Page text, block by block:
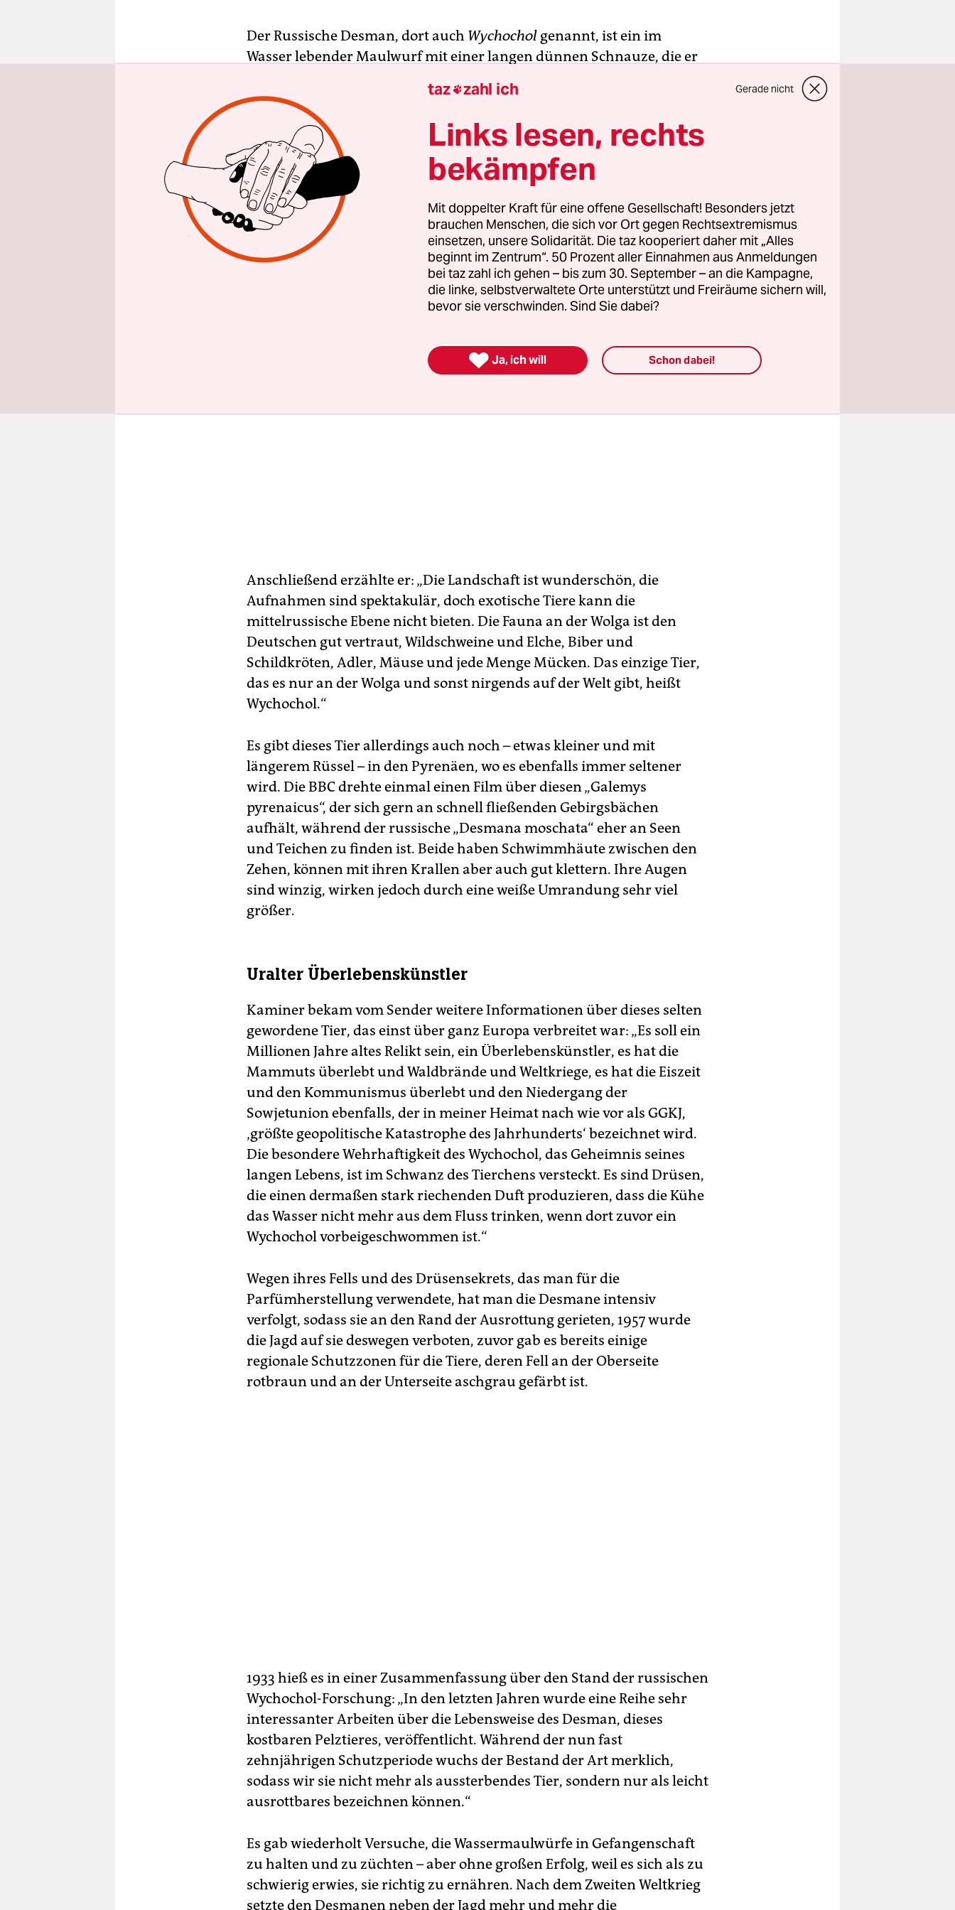
Der Russische Desman, dort auch Wychochol genannt, ist ein im
Wasser lebender Maulwurf mit einer langen dünnen Schnauze, die er
bezeichnete Tier ist sehr selten geworden, für das Magazin
Desman schon „fast ein Fabelwesen“, aber für Kreuzworträtsellöser ist
diese Maulwurfsart mit sechs Buchstaben ziemlich real.
Das deutsche Fernsehen finanzierte im Frühjahr ein Naturfilmteam,
um einen lebenden Desman im Wolgagebiet aufzuspüren und zu
filmen. Als Sprecher wollten sie den Schriftsteller Wladimir Kaminer
verpflichten. Der fragte den Redakteur verwundert: „Haben Sie etwa so
wenig gute Sprecher, dass sie einen Laien mit starkem russischen
Akzent anheuern müssen?“ Er nahm dann aber den Job doch gern an.
Anschließend erzählte er: „Die Landschaft ist wunderschön, die
Aufnahmen sind spektakulär, doch exotische Tiere kann die
mittelrussische Ebene nicht bieten. Die Fauna an der Wolga ist den
Deutschen gut vertraut, Wildschweine und Elche, Biber und
Schildkröten, Adler, Mäuse und jede Menge Mücken. Das einzige Tier,
das es nur an der Wolga und sonst nirgends auf der Welt gibt, heißt
Wychochol.“
Es gibt dieses Tier allerdings auch noch – etwas kleiner und mit
längerem Rüssel – in den Pyrenäen, wo es ebenfalls immer seltener
wird. Die BBC drehte einmal einen Film über diesen „Galemys
pyrenaicus“, der sich gern an schnell fließenden Gebirgsbächen
aufhält, während der russische „Desmana moschata“ eher an Seen
und Teichen zu finden ist. Beide haben Schwimmhäute zwischen den
Zehen, können mit ihren Krallen aber auch gut klettern. Ihre Augen
sind winzig, wirken jedoch durch eine weiße Umrandung sehr viel
größer.
Uralter Überlebenskünstler
Kaminer bekam vom Sender weitere Informationen über dieses selten
gewordene Tier, das einst über ganz Europa verbreitet war: „Es soll ein
Millionen Jahre altes Relikt sein, ein Überlebenskünstler, es hat die
Mammuts überlebt und Waldbrände und Weltkriege, es hat die Eiszeit
und den Kommunismus überlebt und den Niedergang der
Sowjetunion ebenfalls, der in meiner Heimat nach wie vor als GGKJ,
‚größte geopolitische Katastrophe des Jahrhunderts‘ bezeichnet wird.
Die besondere Wehrhaftigkeit des Wychochol, das Geheimnis seines
langen Lebens, ist im Schwanz des Tierchens versteckt. Es sind Drüsen,
die einen dermaßen stark riechenden Duft produzieren, dass die Kühe
das Wasser nicht mehr aus dem Fluss trinken, wenn dort zuvor ein
Wychochol vorbeigeschwommen ist.“
Wegen ihres Fells und des Drüsensekrets, das man für die
Parfümherstellung verwendete, hat man die Desmane intensiv
verfolgt, sodass sie an den Rand der Ausrottung gerieten, 1957 wurde
die Jagd auf sie deswegen verboten, zuvor gab es bereits einige
regionale Schutzzonen für die Tiere, deren Fell an der Oberseite
rotbraun und an der Unterseite aschgrau gefärbt ist.
1933 hieß es in einer Zusammenfassung über den Stand der russischen
Wychochol-Forschung: „In den letzten Jahren wurde eine Reihe sehr
interessanter Arbeiten über die Lebensweise des Desman, dieses
kostbaren Pelztieres, veröffentlicht. Während der nun fast
zehnjährigen Schutzperiode wuchs der Bestand der Art merklich,
sodass wir sie nicht mehr als aussterbendes Tier, sondern nur als leicht
ausrottbares bezeichnen können.“
Es gab wiederholt Versuche, die Wassermaulwürfe in Gefangenschaft
zu halten und zu züchten – aber ohne großen Erfolg, weil es sich als zu
schwierig erwies, sie richtig zu ernähren. Nach dem Zweiten Weltkrieg
setzte den Desmanen neben der Jagd mehr und mehr die
taz zahl ich Gerade nicht
Links lesen, rechts
bekämpfen
Mit doppelter Kraft für eine offene Gesellschaft! Besonders jetzt
brauchen Menschen, die sich vor Ort gegen Rechtsextremismus
einsetzen, unsere Solidarität. Die taz kooperiert daher mit „Alles
beginnt im Zentrum“. 50 Prozent aller Einnahmen aus Anmeldungen
bei taz zahl ich gehen – bis zum 30. September – an die Kampagne,
die linke, selbstverwaltete Orte unterstützt und Freiräume sichern will,
bevor sie verschwinden. Sind Sie dabei?
 Ja, ich will Schon dabei!